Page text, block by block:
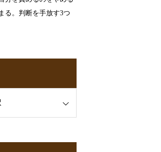
る。判断を手放す3つ